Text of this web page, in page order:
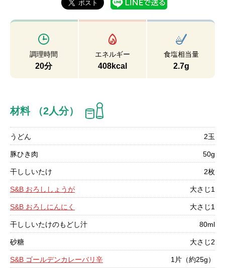
調理時間
20分
エネルギー
408kcal
食塩相当量
2.7g
材料 （2人分）
うどん 2玉
豚ひき肉 50g
干ししいたけ 2枚
S&B おろししょうが 大さじ1
S&B おろしにんにく 大さじ1
干ししいたけのもどし汁 80ml
砂糖 大さじ2
S&B ゴールデンカレーバリ辛 1片（約25g）